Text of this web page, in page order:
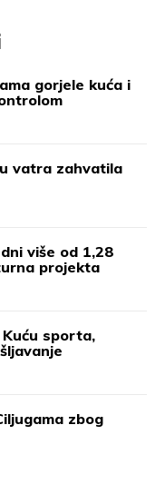
gorjele kuća i
vatra zahvatila
više od 1,28
projekta
sporta,
zbog